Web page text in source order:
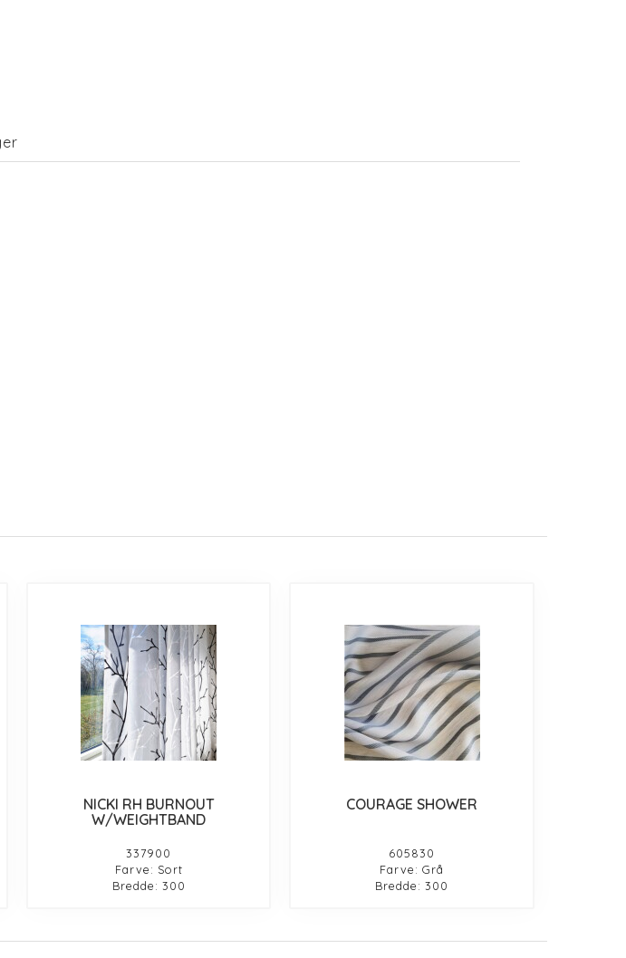
NICKI RH BURNOUT
W/WEIGHTBAND
337900
Farve: Sort
Bredde: 300
COURAGE SHOWER
605830
Farve: Grå
Bredde: 300